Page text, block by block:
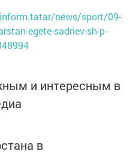
news/sport/09-
egete-sadriev-sh-p-
и интересным в
в